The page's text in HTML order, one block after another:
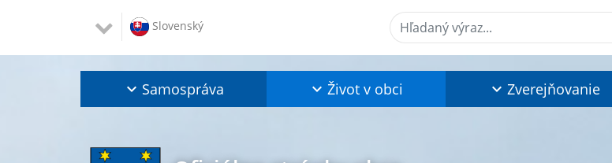
Slovenský Hľadaný výraz...
Samospráva Život v obci Zverejňovanie